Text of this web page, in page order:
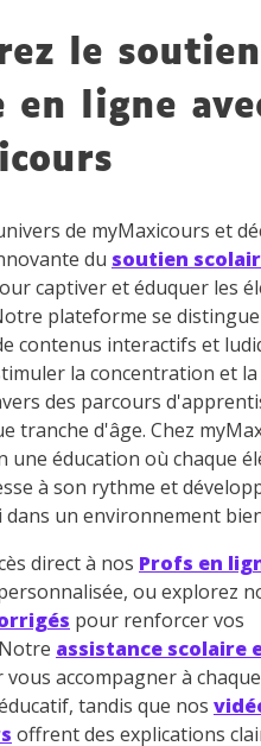
le soutien
en ligne
de myMaxicours et
du soutien
captiver et éduquer les
plateforme se
contenus interactifs et
la concentration et la
des parcours
tranche d'âge. Chez
une éducation où chaque
à son rythme et
dans un environnement
direct à nos Profs en
ou explorez
pour renforcer vos
assistance scolaire
accompagner à
tandis que nos
offrent des explications